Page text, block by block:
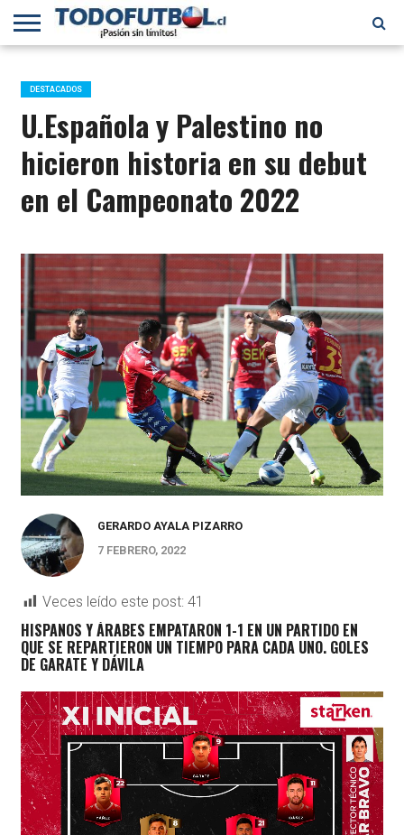
PRIMERA
B
SELECCIÓN
CHILENA
CHILENOS
EN EL
MUNDO
FÚTBOL
INTERNACIONAL
DESTACADOS
U.Española y Palestino no
hicieron historia en su debut
en el Campeonato 2022
GERARDO AYALA PIZARRO
7 FEBRERO, 2022
Veces leído este post: 41
HISPANOS Y ÁRABES EMPATARON 1-1 EN UN PARTIDO EN
QUE SE REPARTIERON UN TIEMPO PARA CADA UNO. GOLES
DE GARATE Y DÁVILA